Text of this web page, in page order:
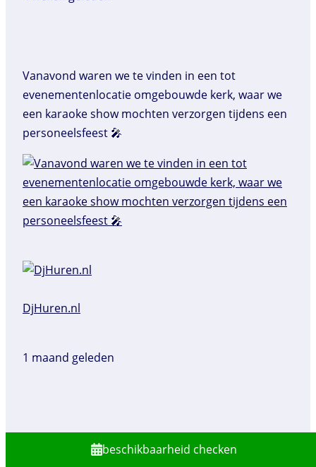
Vanavond waren we te vinden in een tot
evenementenlocatie omgebouwde kerk, waar we
een karaoke show mochten verzorgen tijdens een
personeelsfeest 🎤
DjHuren.nl️
1 maand geleden
Vanavond mochten we onze Fout Feest show
verzorgen voor een Brabants bedrijfsfeest, en wat
beschikbaarheid checken